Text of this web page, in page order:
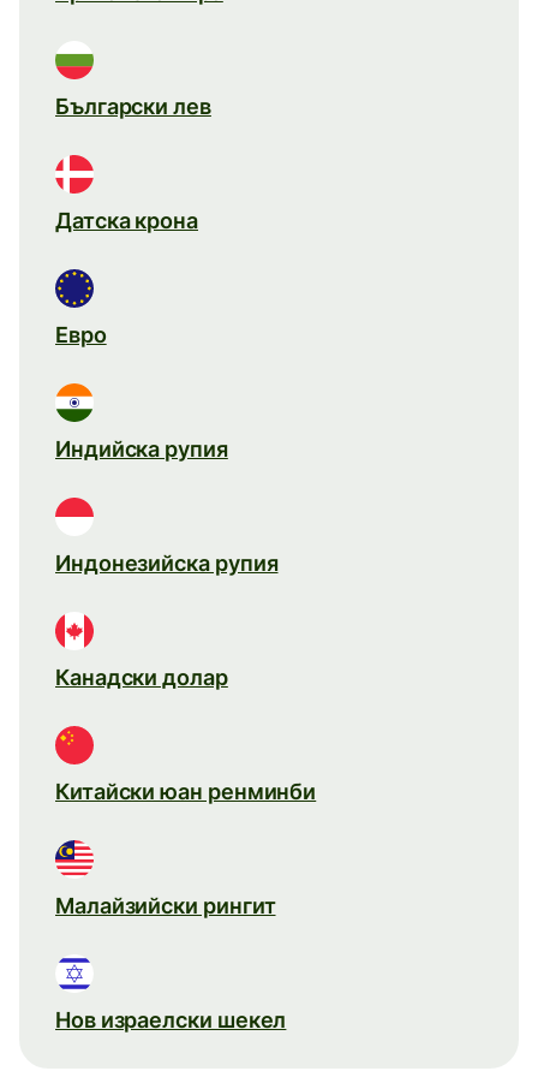
Български лев
Датска крона
Евро
Индийска рупия
Индонезийска рупия
Канадски долар
Китайски юан ренминби
Малайзийски рингит
Нов израелски шекел